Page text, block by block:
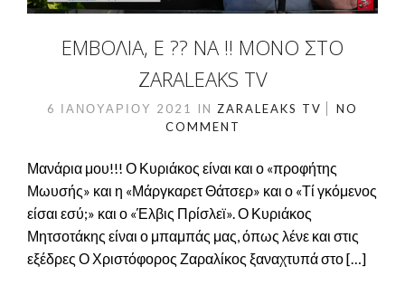
ΕΜΒΟΛΙΑ, Ε ?? ΝΑ !! ΜΌΝΟ ΣΤΟ
ZARALEAKS TV
6 ΙΑΝΟΥΑΡΊΟΥ 2021 IN ZARALEAKS TV
NO
COMMENT
Μανάρια μου!!! Ο Κυριάκος είναι και ο «προφήτης
Μωυσής» και η «Μάργκαρετ Θάτσερ» και ο «Τί γκόμενος
είσαι εσύ;» και ο «Έλβις Πρίσλεϊ». Ο Κυριάκος
Μητσοτάκης είναι ο μπαμπάς μας, όπως λένε και στις
εξέδρες Ο Χριστόφορος Ζαραλίκος ξαναχτυπά στο […]